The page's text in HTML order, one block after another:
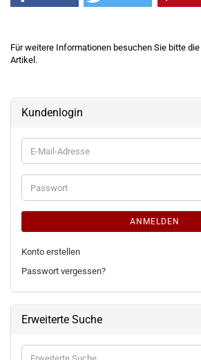
Für weitere Informationen besuchen Sie bitte die
Artikel.
Kundenlogin
E-
Mail-
Adresse
Passwort
ANMELDEN
Konto erstellen
Passwort vergessen?
Erweiterte Suche
Erweiterte